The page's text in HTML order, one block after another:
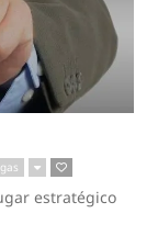
estratégico